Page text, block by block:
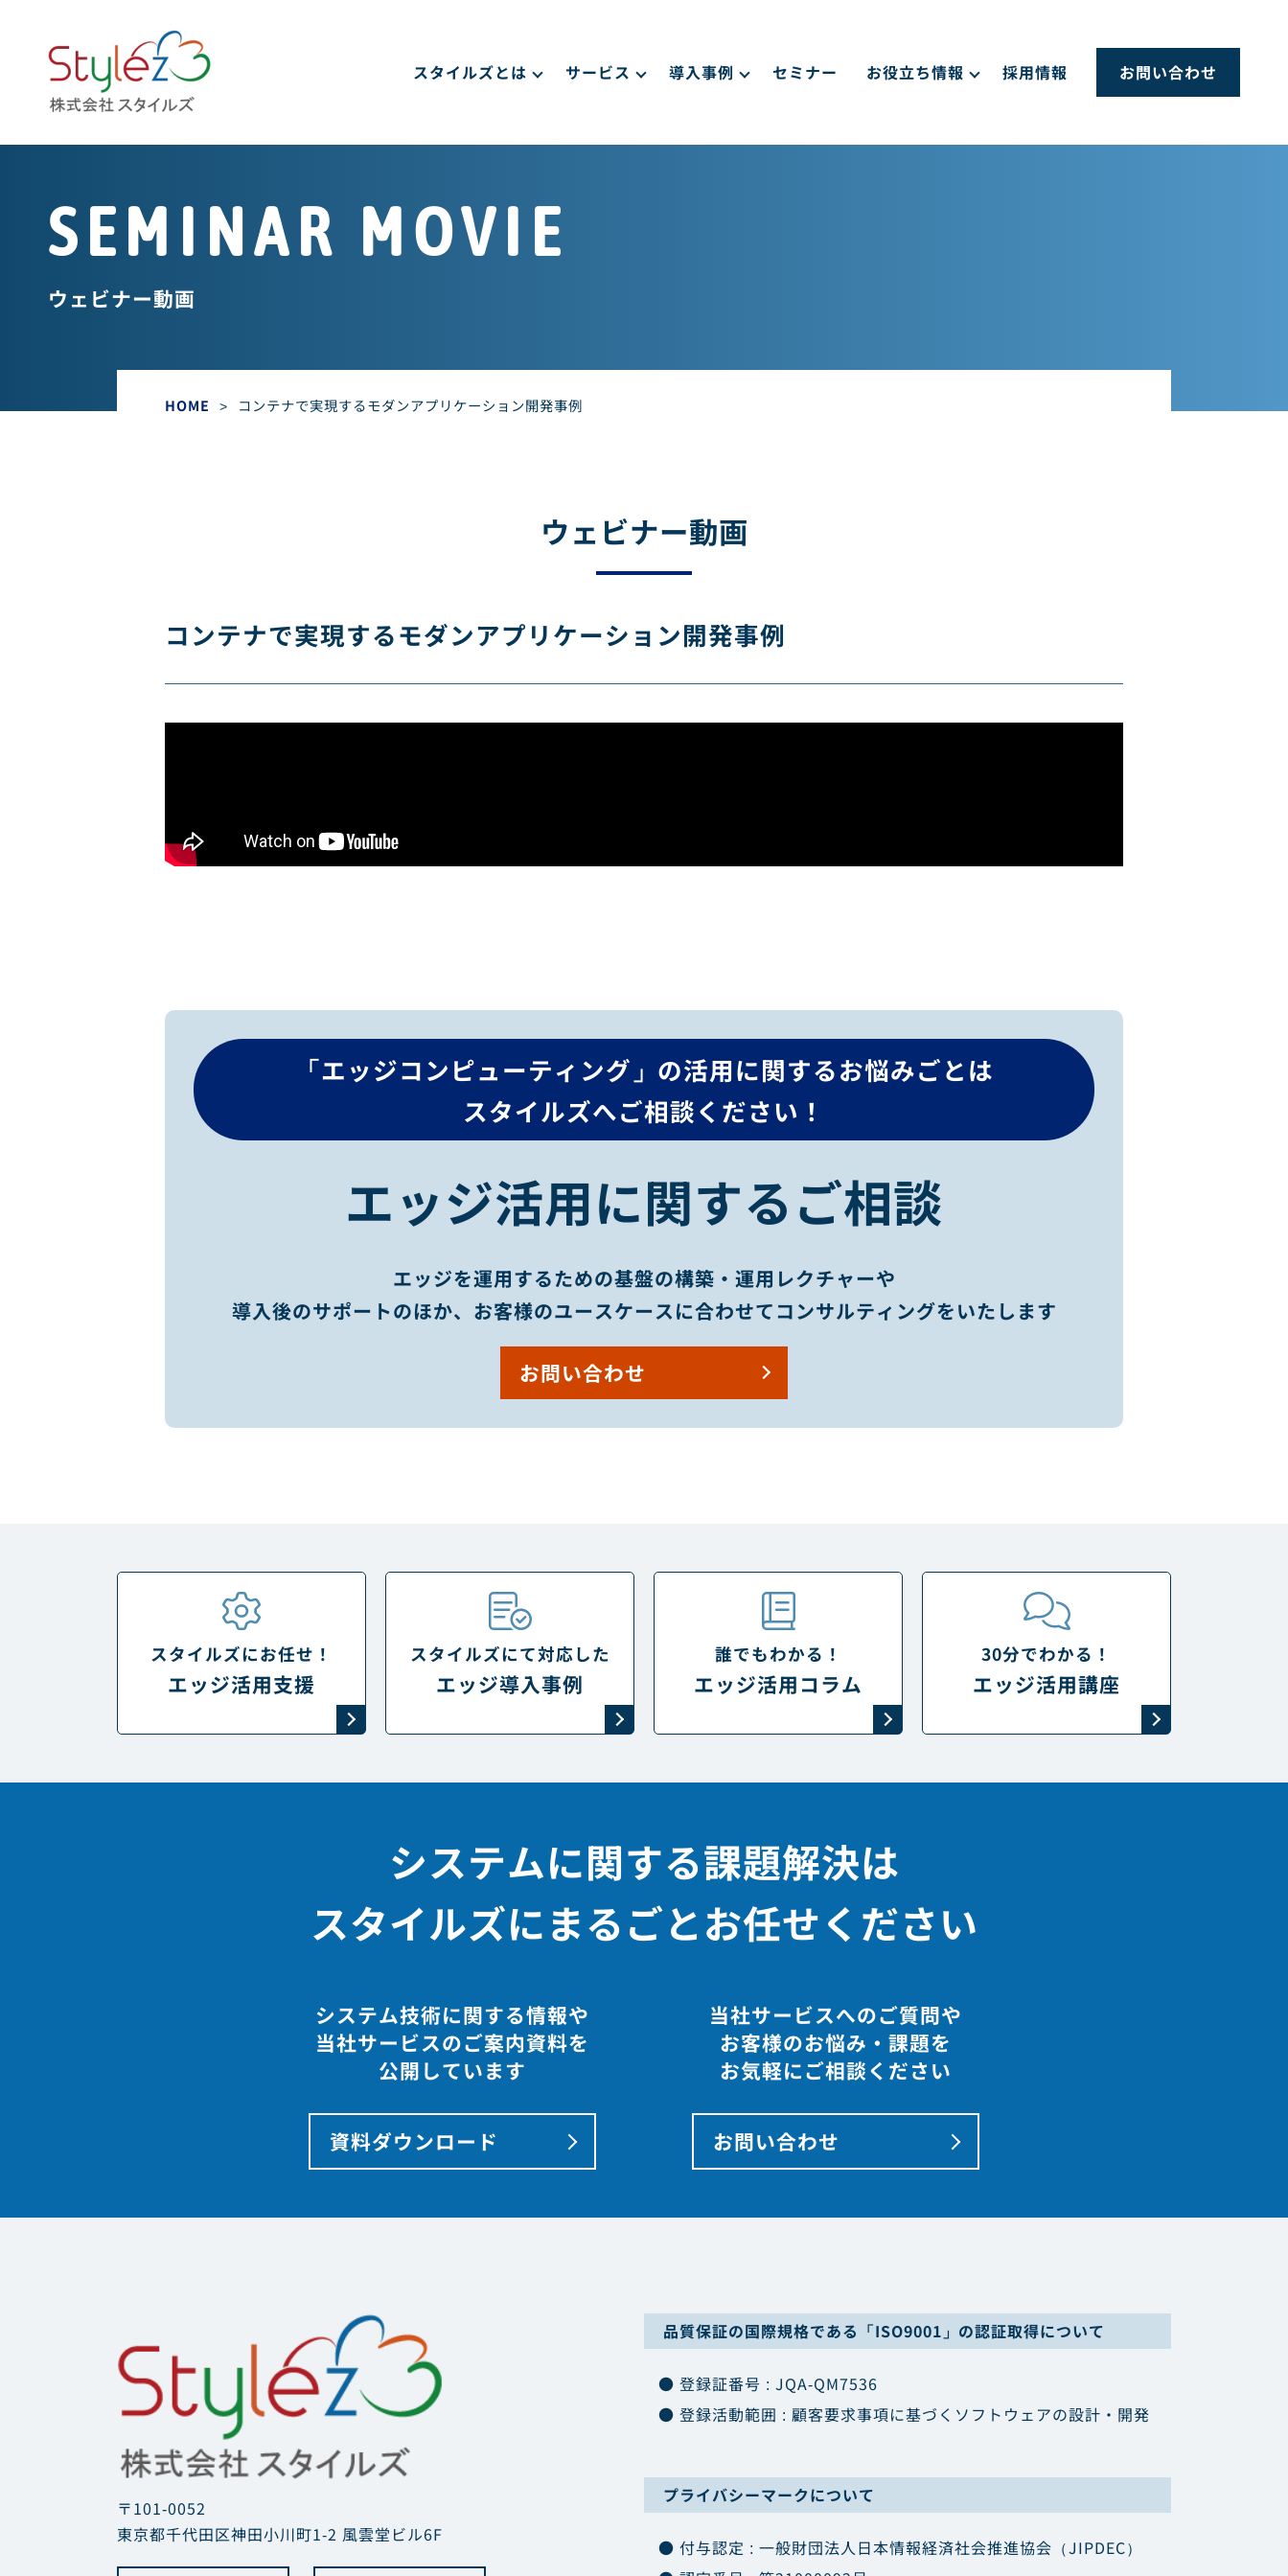
スタイルズとは サービス 導入事例 セミナー お役立ち情報 採用情報 お問い合わせ
HOME > コンテナで実現するモダンアプリケーション開発事例
SEMINAR MOVIE
ウェビナー動画
ウェビナー動画
コンテナで実現するモダンアプリケーション開発事例
「エッジコンピューティング」の活用に関するお悩みごとは
スタイルズへご相談ください！
エッジ活用に関するご相談
エッジを運用するための基盤の構築・運用レクチャーや
導入後のサポートのほか、お客様のユースケースに合わせてコンサルティングをいたします
お問い合わせ
スタイルズにお任せ！
エッジ活用支援
スタイルズにて対応した
エッジ導入事例
誰でもわかる！
エッジ活用コラム
30分でわかる！
エッジ活用講座
システムに関する課題解決は
スタイルズにまるごとお任せください
システム技術に関する情報や
当社サービスのご案内資料を
公開しています
資料ダウンロード
当社サービスへのご質問や
お客様のお悩み・課題を
お気軽にご相談ください
お問い合わせ
〒101-0052
東京都千代田区神田小川町1-2 風雲堂ビル6F
品質保証の国際規格である「ISO9001」の認証取得について
● 登録証番号 : JQA-QM7536
● 登録活動範囲 : 顧客要求事項に基づくソフトウェアの設計・開発
プライバシーマークについて
● 付与認定 : 一般財団法人日本情報経済社会推進協会（JIPDEC）